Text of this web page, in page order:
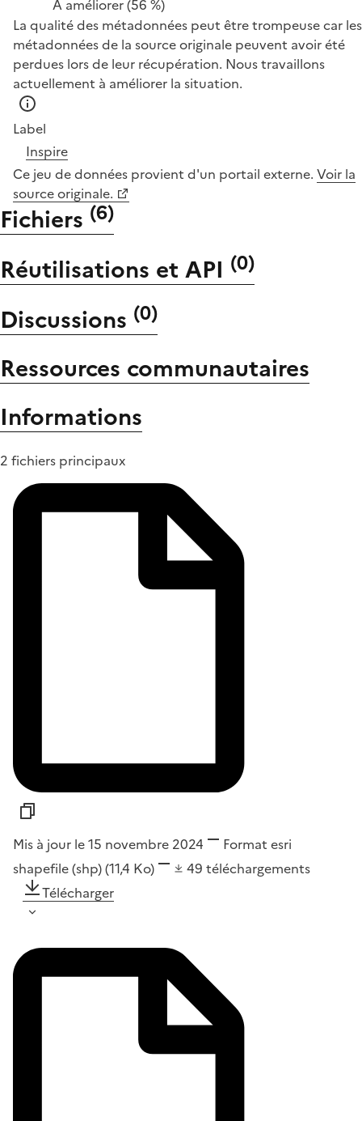
À améliorer(56 %)
La qualité des métadonnées peut être trompeuse car les
métadonnées de la source originale peuvent avoir été
perdues lors de leur récupération. Nous travaillons
actuellement à améliorer la situation.
Label
Inspire
Ce jeu de données provient d'un portail externe. Voir la
source originale.
Fichiers (6)
Réutilisations et API (0)
Discussions (0)
Ressources communautaires
Informations
2 fichiers principaux
Mis à jour le 15 novembre 2024 Format esri
shapefile (shp)(11,4 Ko) 49 téléchargements
Télécharger